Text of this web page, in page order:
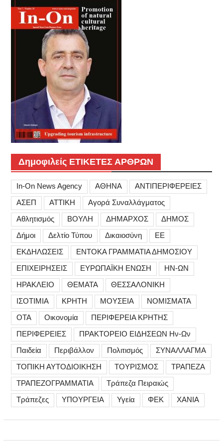
Δημοφιλείς ΕΤΙΚΕΤΕΣ ΑΡΘΡΩΝ
In-On News Agency ΑΘΗΝΑ
ΑΝΤΙΠΕΡΙΦΕΡΕΙΕΣ
ΑΣΕΠ
ΑΤΤΙΚΗ
Αγορά Συναλλάγματος
Αθλητισμός
ΒΟΥΛΗ ΔΗΜΑΡΧΟΣ
ΔΗΜΟΣ
Δήμοι
Δελτίο Τύπου Δικαιοσύνη
ΕΕ
ΕΚΔΗΛΩΣΕΙΣ
ΕΝΤΟΚΑ ΓΡΑΜΜΑΤΙΑ ΔΗΜΟΣΙΟΥ
ΕΠΙΧΕΙΡΗΣΕΙΣ
ΕΥΡΩΠΑΪΚΗ ΕΝΩΣΗ
ΗΝ-ΩΝ
ΗΡΑΚΛΕΙΟ
ΘΕΜΑΤΑ
ΘΕΣΣΑΛΟΝΙΚΗ
ΙΣΟΤΙΜΙΑ
ΚΡΗΤΗ ΜΟΥΣΕΙΑ
ΝΟΜΙΣΜΑΤΑ
ΟΤΑ
Οικονομία
ΠΕΡΙΦΕΡΕΙΑ ΚΡΗΤΗΣ
ΠΕΡΙΦΕΡΕΙΕΣ
ΠΡΑΚΤΟΡΕΙΟ ΕΙΔΗΣΕΩΝ Ην-Ων
Παιδεία
Περιβάλλον Πολιτισμός
ΣΥΝΑΛΛΑΓΜΑ
ΤΟΠΙΚΗ ΑΥΤΟΔΙΟΙΚΗΣΗ
ΤΟΥΡΙΣΜΟΣ
ΤΡΑΠΕΖΑ
ΤΡΑΠΕΖΟΓΡΑΜΜΑΤΙΑ
Τράπεζα Πειραιώς
Τράπεζες
ΥΠΟΥΡΓΕΙΑ Υγεία ΦΕΚ ΧΑΝΙΑ